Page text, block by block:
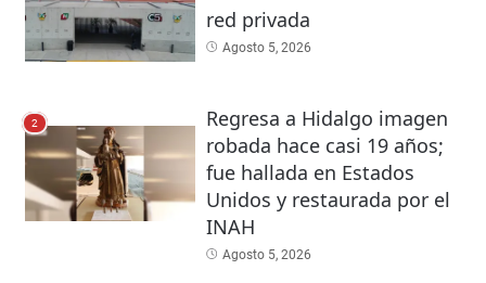
red privada
Agosto 5, 2026
2
Regresa a Hidalgo imagen
robada hace casi 19 años;
fue hallada en Estados
Unidos y restaurada por el
INAH
Agosto 5, 2026